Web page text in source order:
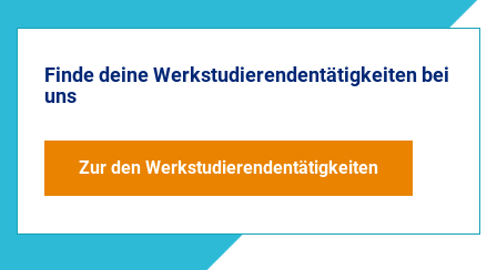
Finde deine Werkstudierendentätigkeiten bei
uns
Zur den Werkstudierendentätigkeiten